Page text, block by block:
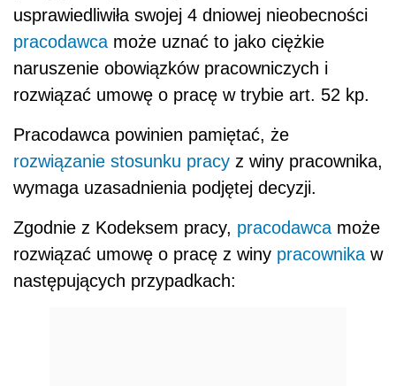
usprawiedliwiła swojej 4 dniowej nieobecności
pracodawca może uznać to jako ciężkie
naruszenie obowiązków pracowniczych i
rozwiązać umowę o pracę w trybie art. 52 kp.
Pracodawca powinien pamiętać, że
rozwiązanie stosunku pracy z winy pracownika,
wymaga uzasadnienia podjętej decyzji.
Zgodnie z Kodeksem pracy, pracodawca może
rozwiązać umowę o pracę z winy pracownika w
następujących przypadkach: